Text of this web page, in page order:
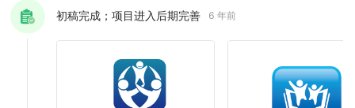
初稿完成；项目进入后期完善 6 年前